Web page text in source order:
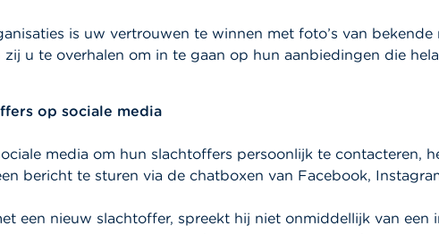
is uw vertrouwen te winnen met foto’s van
u te overhalen om in te gaan op hun aanbiedingen die
op sociale media
media om hun slachtoffers persoonlijk te contacteren,
bericht te sturen via de chatboxen van Facebook,
een nieuw slachtoffer, spreekt hij niet onmiddellijk van een